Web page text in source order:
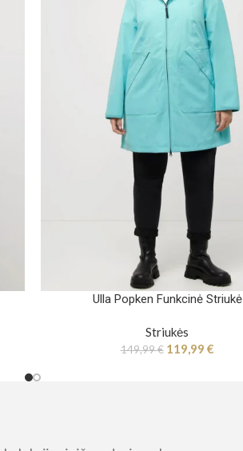
Ulla Popken Funkcinė Striukė
Striukės
149,99€ 119,99 €